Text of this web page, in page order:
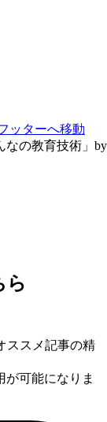
ッターへ移動
なの教育技術」by
ら
ススメ記事の精
可能になりま